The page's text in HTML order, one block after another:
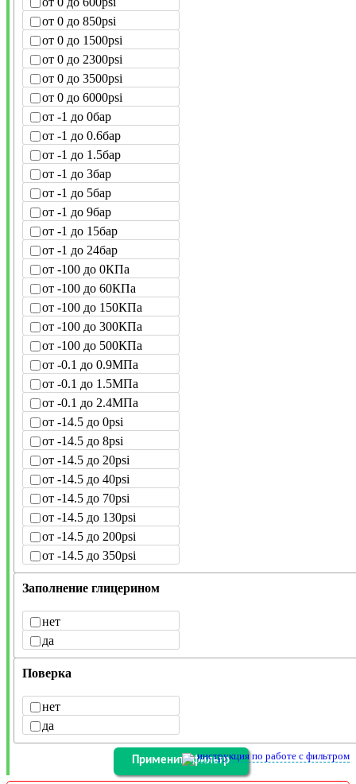
от 0 до 850psi
от 0 до 1500psi
от 0 до 2300psi
от 0 до 3500psi
от 0 до 6000psi
от -1 до 0бар
от -1 до 0.6бар
от -1 до 1.5бар
от -1 до 3бар
от -1 до 5бар
от -1 до 9бар
от -1 до 15бар
от -1 до 24бар
от -100 до 0КПа
от -100 до 60КПа
от -100 до 150КПа
от -100 до 300КПа
от -100 до 500КПа
от -0.1 до 0.9МПа
от -0.1 до 1.5МПа
от -0.1 до 2.4МПа
от -14.5 до 0psi
от -14.5 до 8psi
от -14.5 до 20psi
от -14.5 до 40psi
от -14.5 до 70psi
от -14.5 до 130psi
от -14.5 до 200psi
от -14.5 до 350psi
Заполнение глицерином
нет
да
Поверка
нет
да
инструкция по работе с фильтром